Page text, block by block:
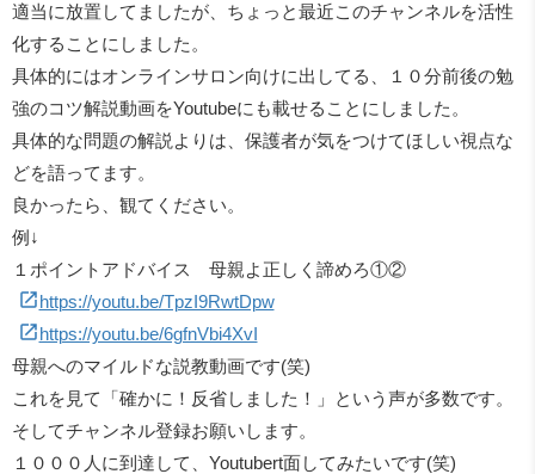
適当に放置してましたが、ちょっと最近このチャンネルを活性
化することにしました。
具体的にはオンラインサロン向けに出してる、１０分前後の勉
強のコツ解説動画をYoutubeにも載せることにしました。
具体的な問題の解説よりは、保護者が気をつけてほしい視点な
どを語ってます。
良かったら、観てください。
例↓
１ポイントアドバイス 母親よ正しく諦めろ①②
https://youtu.be/TpzI9RwtDpw
https://youtu.be/6gfnVbi4XvI
母親へのマイルドな説教動画です(笑)
これを見て「確かに！反省しました！」という声が多数です。
そしてチャンネル登録お願いします。
１０００人に到達して、Youtubert面してみたいです(笑)